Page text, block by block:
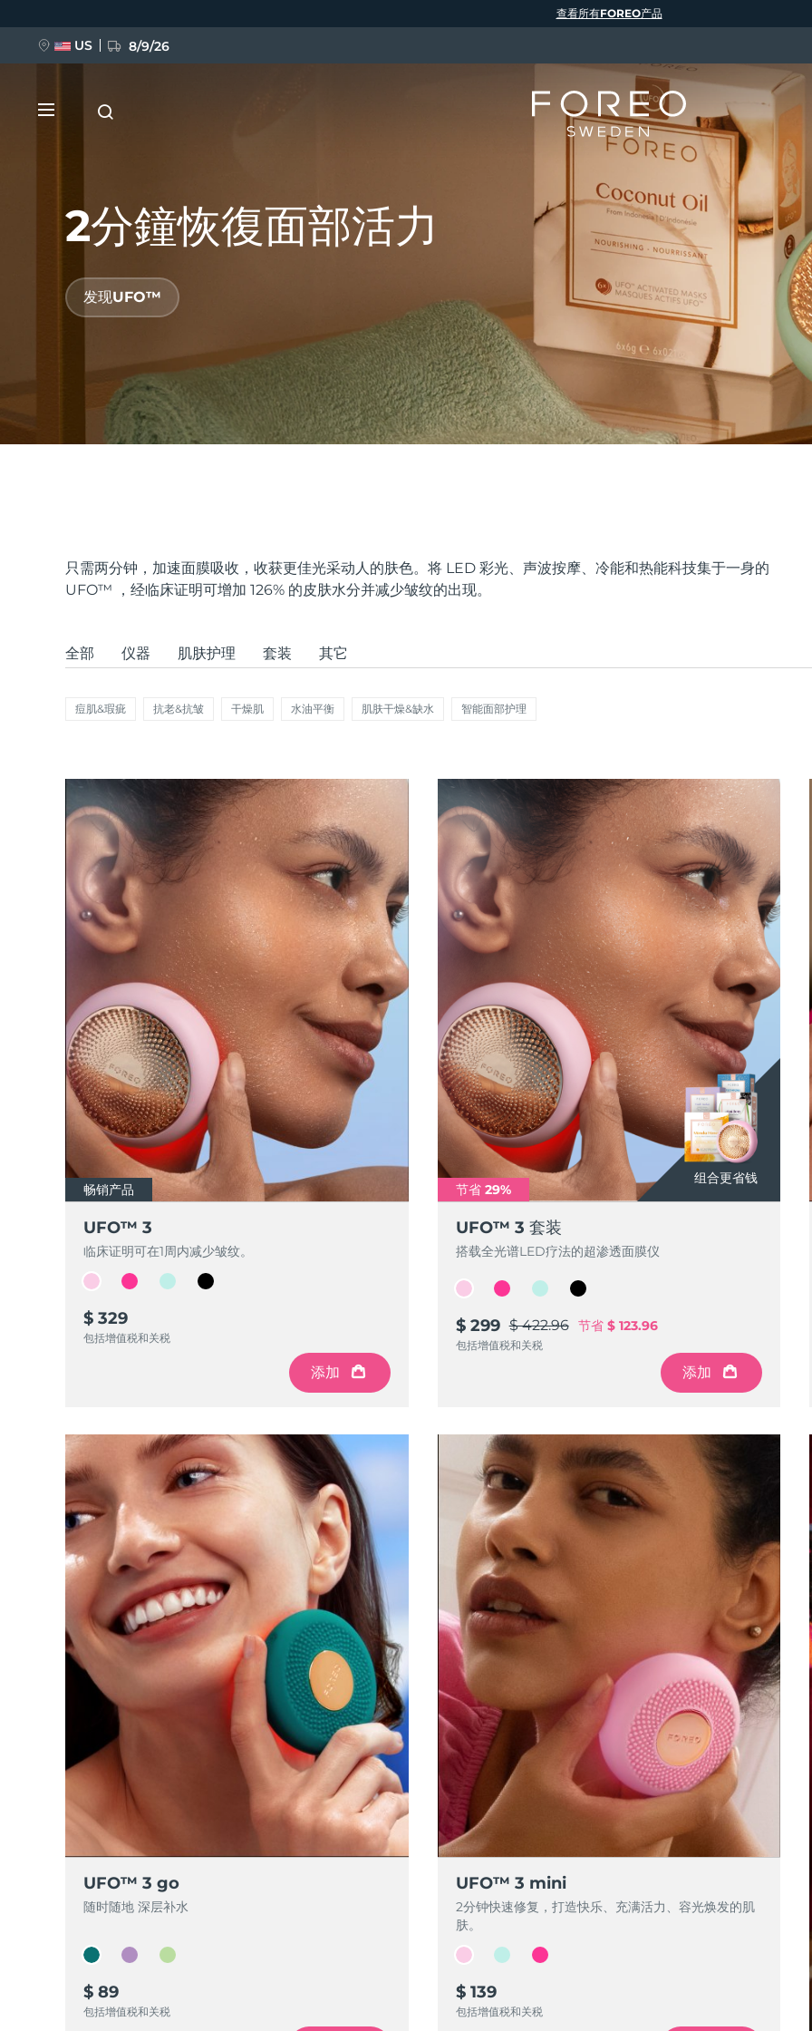
容
2分鐘恢復面部活力
发现UFO™
只需两分钟，加速面膜吸收，收获更佳光采动人的肤色。将 LED 彩光、声波按摩、冷能和热能科技集于一身的
UFO™ ，经临床证明可增加 126% 的皮肤水分并减少皱纹的出现。
全部 仪器 肌肤护理 套装 其它
痘肌&瑕疵 抗老&抗皱 干燥肌 水油平衡 肌肤干燥&缺水 智能面部护理
畅销产品
UFO™ 3
临床证明可在1周内减少皱纹。
$ 329
包括增值税和关税
添加
组合更省钱
节省 29%
UFO™ 3 套装
搭载全光谱LED疗法的超渗透面膜仪
$ 299 $ 422.96 节省 $ 123.96
包括增值税和关税
添加
UFO™ 3 go
随时随地 深层补水
$ 89
包括增值税和关税
UFO™ 3 mini
2分钟快速修复，打造快乐、充满活力、容光焕发的肌
肤。
$ 139
包括增值税和关税
查看所有FOREO产品
US 8/9/26
BREAKING NEWS
FAQ™ Dual LED Panel
红光疗法
瑞典美肤护理
面部清洁
LUNA™ 4 套装
Anti-aging massage
LUNA™ 4 Plus
Massage, LED heating
LUNA™ 4 Men
For men, anti-aging massage
LUNA™ 4 mini
LUNA™ 护肤
Premium cleansers & balm
LUNA™ 设备
All facial cleansing devices
紧致提拉
BEAR™ 2 套装
Microcurrent toning
BEAR™ 2 go
Microcurrent toning on-the-go
BEAR™ 2 eyes & lips
Microcurrent line smoothing device
面部提拉护理
补水保湿
UFO™ 3 套装
Deep facial hydration
Near-infrared and red light therapy device
Red light therapy device for young skin
面膜
Rejuvenation & hydration
UFO™ 设备
All deep facial hydration devices
口腔护理
issa™ 4
Hybrid silicone sonic toothbrush
Smart hybrid silicone sonic toothbrush
Hybrid silicone sonic toothbrush
issa™ Teeth Whitening Set
Dual LED + sonic device & 18% PAP gel
ISSA™ 设备
All silicone sonic toothbrushes
FAQ™ 抗老护理
FAQ™ 101
Clinical anti-aging
FAQ™ 103
Luxurious clinical anti-aging set
FAQ™ P1 Primer
Manuka honey primer
FAQ™护肤品
All FAQ™ skincare
FAQ™产品
All anti-aging treatments
LED治疗
NEW
FAQ™ 201
LED mask
FAQ™ 211
Anti-aging neck & décolleté LED mask
FAQ™ 221
Anti-aging LED hand mask
FAQ™护肤品
All FAQ™ skincare
FAQ™产品
All LED treatments
FAQ™ Scalp Serum
Scalp recovery probiotic serum
FAQ™护肤品
All FAQ™ skincare
FAQ™产品
All hair treatments
FAQ™ 502
Full-Spectrum Red Light Therapy
FAQ™ Red Light Serum
FAQ™ skincare
All FAQ™ skincare
FAQ™ products
All toning treatments
保健品
专业治疗
脱毛
PEACH™ 2 Pro Max
Professional IPL hair removal device
PEACH™ 2
IPL hair removal
PEACH™ 2 go
Travel-friendly IPL hair removal
PEACH™ Cooling Prep Gel
身体护理
BEAR™ 2 body
Microcurrent body toning
LUNA™ 4 body
Massaging body brush
SUPERCHARGED™ serum
Firming body serum
ESPADA™ 2 plus
Recurring acne LED therapy
ESPADA™ 2
Concentrated acne gel
ESPADA™ 设备
眼部护理
BEAR™ 2 eyes & lips
Microcurrent line smoothing device
IRIS™ 2
Advanced eye care treatment
眼部护理设备
Diamond microdermabrasion .
KIWI™
2-in-1 LED scalp massager
FLIP™ play advanced
LUNA™ Dual-Peptide Scalp
issa™ Teeth Whitening Set
Dual LED + sonic device & 18% PAP gel